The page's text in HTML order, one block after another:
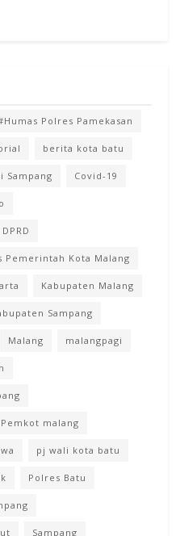
Polres Pamekasan
berita kota batu
Sampang Covid-19
DPRD
Pemerintah Kota Malang
Kabupaten Malang
Sampang
Malang malangpagi
Pemkot malang
pj wali kota batu
Polres Batu
Sampang